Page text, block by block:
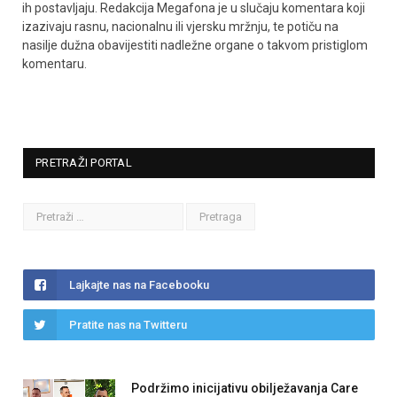
ih postavljaju. Redakcija Megafona je u slučaju komentara koji
izazivaju rasnu, nacionalnu ili vjersku mržnju, te potiču na
nasilje dužna obavijestiti nadležne organe o takvom pristiglom
komentaru.
PRETRAŽI PORTAL
Lajkajte nas na Facebooku
Pratite nas na Twitteru
Podržimo inicijativu obilježavanja Care